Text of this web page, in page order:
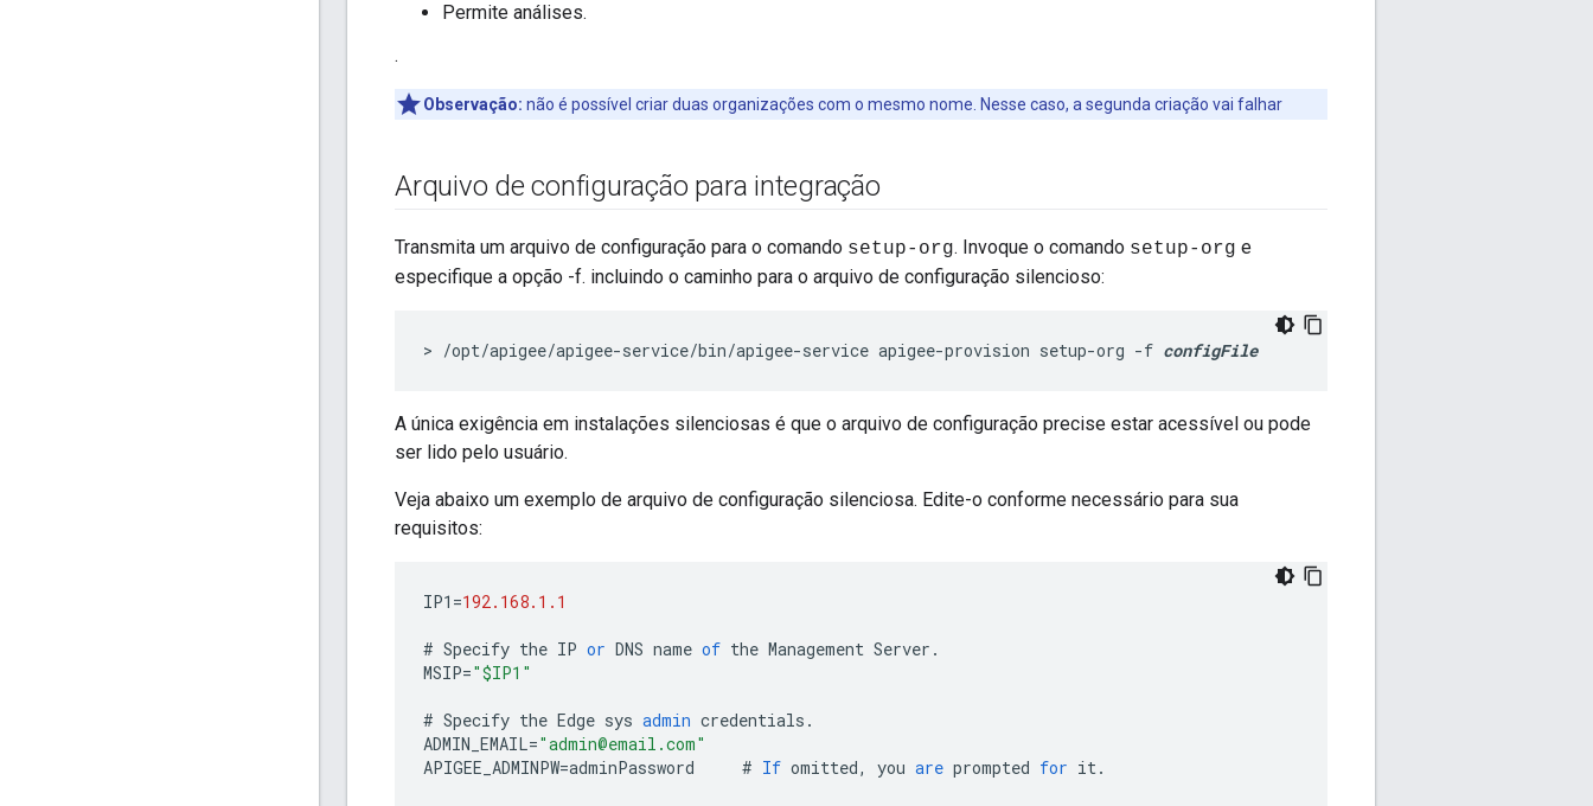
Permite análises.
.
Observação: não é possível criar duas organizações com o mesmo nome. Nesse caso, a segunda criação vai falhar
Arquivo de configuração para integração
Transmita um arquivo de configuração para o comando setup-org. Invoque o comando setup-org e
especifique a opção -f. incluindo o caminho para o arquivo de configuração silencioso:
> /opt/apigee/apigee-service/bin/apigee-service apigee-provision setup-org -f configFile
A única exigência em instalações silenciosas é que o arquivo de configuração precise estar acessível ou pode
ser lido pelo usuário.
Veja abaixo um exemplo de arquivo de configuração silenciosa. Edite-o conforme necessário para sua
requisitos:
IP1 =192.168.1.1
# Specify the IP or DNS name of the Management Server .
MSIP="$IP1"
# Specify the Edge sys admin credentials .
ADMIN_EMAIL="admin@email.com"
APIGEE_ADMINPW=adminPassword # If omitted, you are prompted for it.